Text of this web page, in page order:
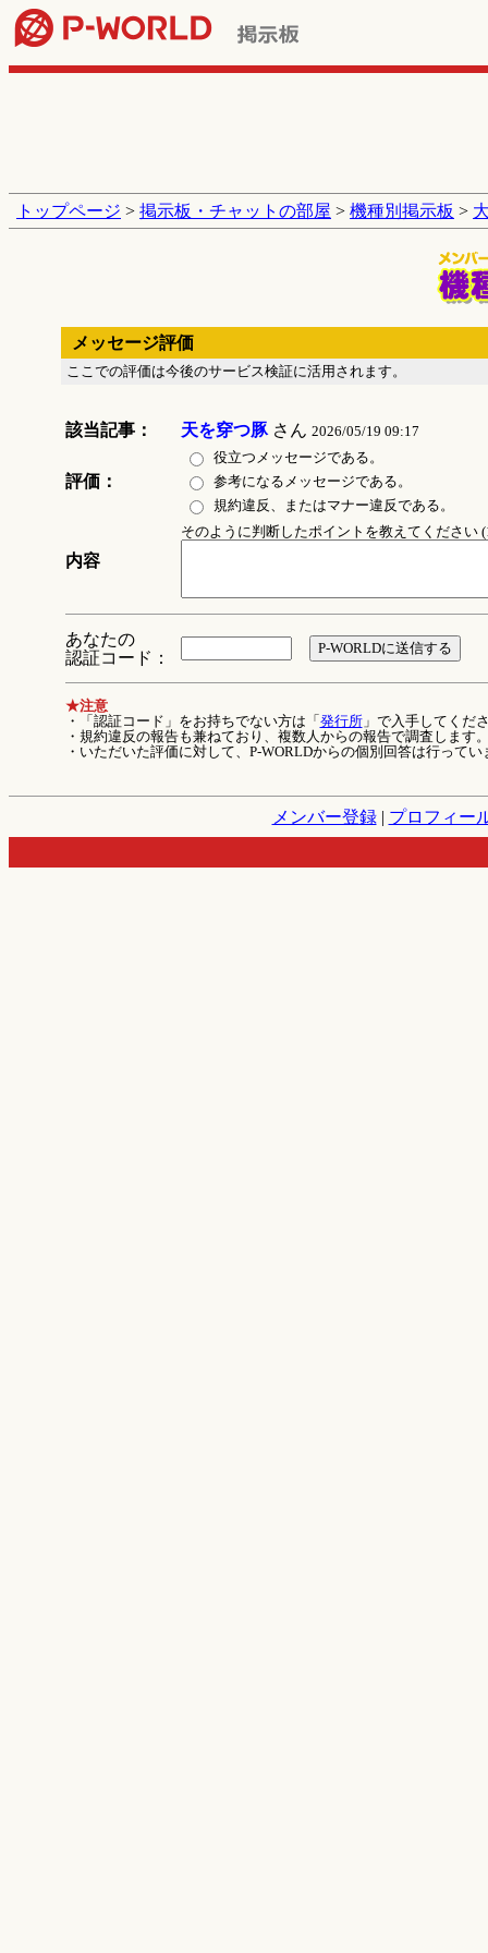
トップページ > 掲示板・チャットの部屋 > 機種別掲示板 >
メッセージ評価
ここでの評価は今後のサービス検証に活用されます。
該当記事： 天を穿つ豚さん 2026/05/19 09:17
評価：
役立つメッセージである。
参考になるメッセージである。
規約違反、またはマナー違反である。
内容
そのように判断したポイントを教えてください
あなたの
認証コード：
★注意
・「認証コード」をお持ちでない方は「 発行所」で入手してくだ
・規約違反の報告も兼ねており、複数人からの報告で調査します
・いただいた評価に対して、P-WORLDからの個別回答は行ってい
メンバー登録| プロフィー